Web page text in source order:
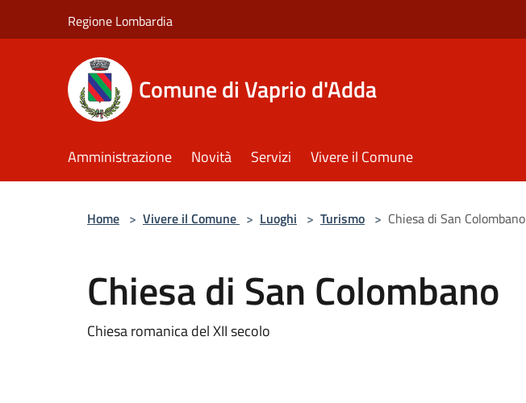
Regione Lombardia
Comune di Vaprio d'Adda
Amministrazione Novità Servizi Vivere il Comune
Home > Vivere il Comune > Luoghi > Turismo > Chiesa di San Colombano
Chiesa di San Colombano
Chiesa romanica del XII secolo